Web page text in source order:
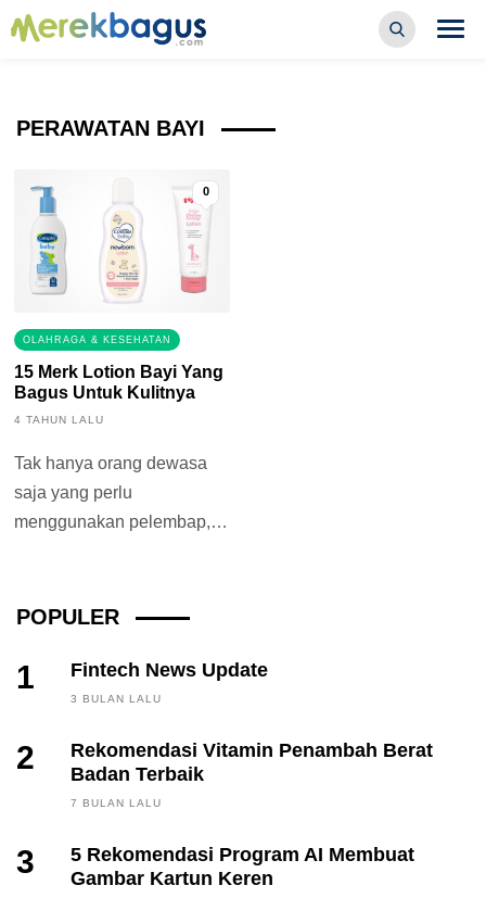
PERAWATAN BAYI
0
OLAHRAGA & KESEHATAN
15 Merk Lotion Bayi Yang
Bagus Untuk Kulitnya
4 TAHUN LALU
Tak hanya orang dewasa
saja yang perlu
menggunakan pelembap,
kelenjar keringat pada...
POPULER
1 Fintech News Update
3 BULAN LALU
2
Rekomendasi Vitamin Penambah Berat
Badan Terbaik
7 BULAN LALU
3
5 Rekomendasi Program AI Membuat
Gambar Kartun Keren